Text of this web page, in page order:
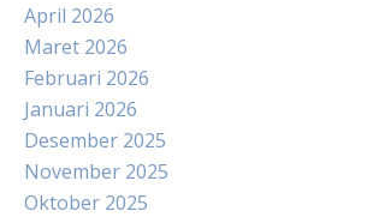
April 2026
Maret 2026
Februari 2026
Januari 2026
Desember 2025
November 2025
Oktober 2025